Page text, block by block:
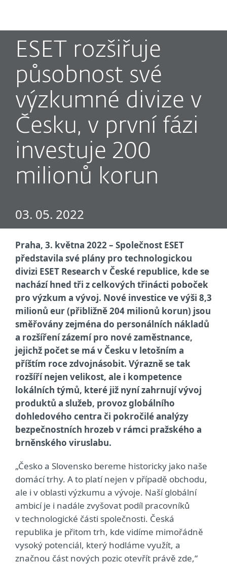
ESET rozšiřuje
působnost své
výzkumné divize v
Česku, v první fázi
investuje 200
milionů korun
03. 05. 2022
Praha, 3. května 2022 – Společnost ESET
představila své plány pro technologickou
divizi ESET Research v České republice, kde se
nachází hned tři z celkových třinácti poboček
pro výzkum a vývoj. Nové investice ve výši 8,3
milionů eur (přibližně 204 milionů korun) jsou
směřovány zejména do personálních nákladů
a rozšíření zázemí pro nové zaměstnance,
jejichž počet se má v Česku v letošním a
příštím roce zdvojnásobit. Výrazně se tak
rozšíří nejen velikost, ale i kompetence
lokálních týmů, které již nyní zahrnují vývoj
produktů a služeb, provoz globálního
dohledového centra či pokročilé analýzy
bezpečnostních hrozeb v rámci pražského a
brněnského viruslabu.
„Česko a Slovensko bereme historicky jako naše
domácí trhy. A to platí nejen v případě obchodu,
ale i v oblasti výzkumu a vývoje. Naší globální
ambicí je i nadále zvyšovat podíl pracovníků
v technologické části společnosti. Česká
republika je přitom trh, kde vidíme mimořádně
vysoký potenciál, který hodláme využít, a
značnou část nových pozic otevřít právě zde,“